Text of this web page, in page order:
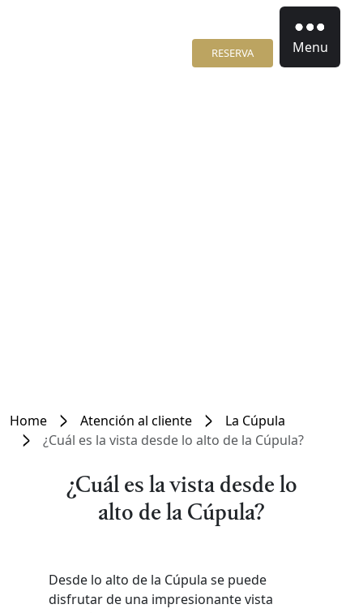
RESERVA Menu
Home Atención al cliente
La Cúpula
¿Cuál es la vista desde lo alto de la Cúpula?
¿Cuál es la vista desde lo
alto de la Cúpula?
Desde lo alto de la Cúpula se puede
disfrutar de una impresionante vista